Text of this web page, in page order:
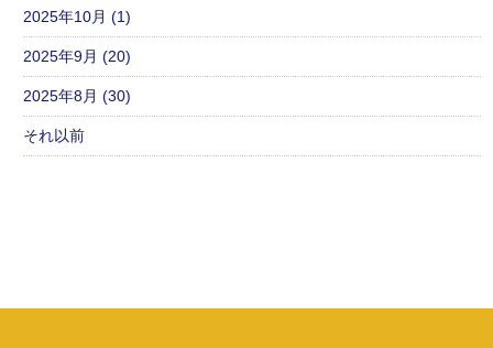
2025年10月 (1)
2025年9月 (20)
2025年8月 (30)
それ以前